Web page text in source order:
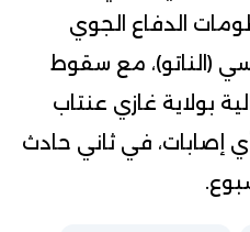
الدفاع الجوي
(الناتو)، مع سقوط
بولاية غازي عنتاب
إصابات، في ثاني حادث